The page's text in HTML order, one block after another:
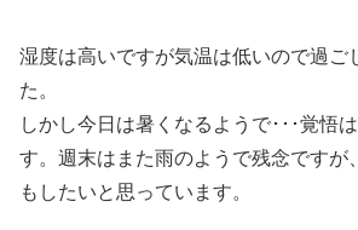
湿度は高いですが気温は低いので過ご
た。
しかし今日は暑くなるようで･･･覚悟
す。週末はまた雨のようで残念ですが
もしたいと思っています。